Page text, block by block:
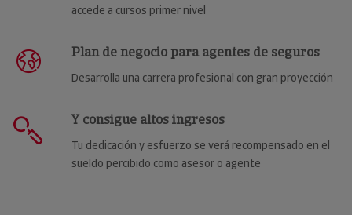
accede a cursos primer nivel
Plan de negocio para agentes de seguros
Desarrolla una carrera profesional con gran proyección
Y consigue altos ingresos
Tu dedicación y esfuerzo se verá recompensado en el
sueldo percibido como asesor o agente